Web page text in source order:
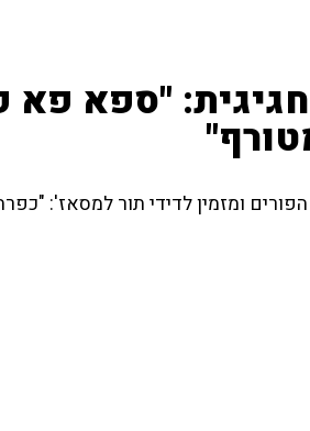
"ספא פא
ומזמין לדידי תור למסאז':